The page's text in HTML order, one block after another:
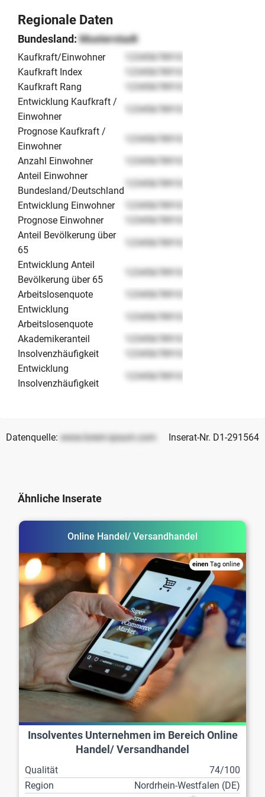
Regionale Daten
Bundesland: Musterstadt
Kaufkraft/Einwohner
12345678910
Kaufkraft Index
12345678910
Kaufkraft Rang
12345678910
Entwicklung Kaufkraft /
Einwohner
12345678910
Prognose Kaufkraft /
Einwohner
12345678910
Anzahl Einwohner
12345678910
Anteil Einwohner
Bundesland/Deutschland
12345678910
Entwicklung Einwohner
12345678910
Prognose Einwohner
12345678910
Anteil Bevölkerung über
65
12345678910
Entwicklung Anteil
Bevölkerung über 65
12345678910
Arbeitslosenquote
12345678910
Entwicklung
Arbeitslosenquote
12345678910
Akademikeranteil
12345678910
Insolvenzhäufigkeit
12345678910
Entwicklung
Insolvenzhäufigkeit
12345678910
Datenquelle: www.lorem-ipsum.com Inserat-Nr. D1-291564
Ähnliche Inserate
Online Handel/ Versandhandel
einen Tag online
Insolventes Unternehmen im Bereich Online
Handel/ Versandhandel
Qualität
74/100
Region
Nordrhein-Westfalen (DE)